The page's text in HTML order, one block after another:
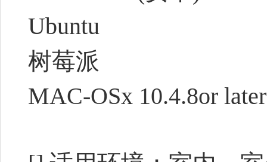
Ubuntu
树莓派
MAC-OSx 10.4.8or later